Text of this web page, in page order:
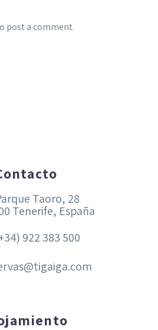
post a comment.
Taoro, 28
Tenerife, España
922 383 500